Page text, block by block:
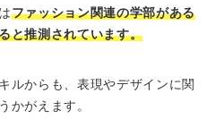
ファッション関連の学部がある
と推測されています。
ルからも、表現やデザインに関
かがえます。